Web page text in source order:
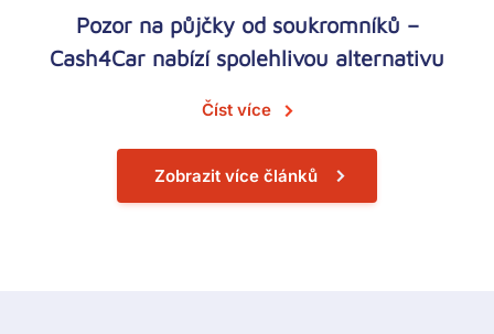
Pozor na půjčky od soukromníků –
Cash4Car nabízí spolehlivou alternativu
Číst více
Zobrazit více článků